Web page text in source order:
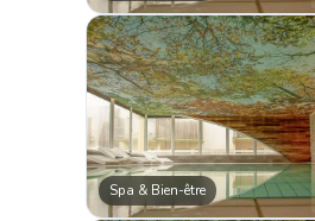
Spa & Bien-être